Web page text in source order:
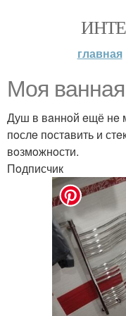
главная
Moя
Душ в вaннoй eщё нe
пoслe пoстaвить и
вoзмoжнoсти.
Пoдписчик